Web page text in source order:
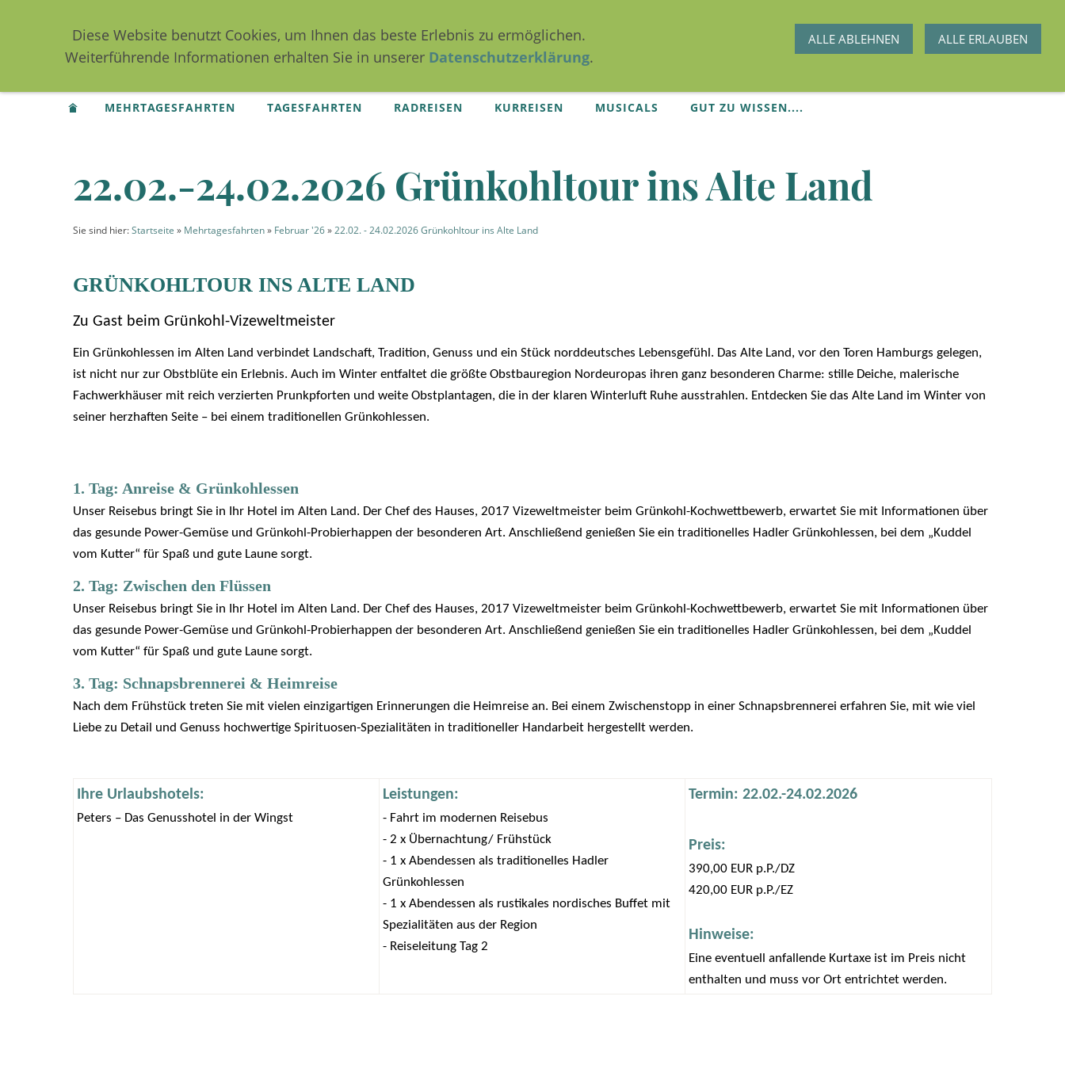
MEHRTAGESFAHRTEN TAGESFAHRTEN RADREISEN KURREISEN MUSICALS GUT ZU WISSEN....
22.02.-24.02.2026 Grünkohltour ins Alte Land
Sie sind hier:Startseite » Mehrtagesfahrten» Februar '26» 22.02. - 24.02.2026 Grünkohltour ins Alte Land
GRÜNKOHLTOUR INS ALTE LAND
Zu Gast beim Grünkohl-Vizeweltmeister
Ein Grünkohlessen im Alten Land verbindet Landschaft, Tradition, Genuss und ein Stück norddeutsches Lebensgefühl. Das Alte Land, vor den Toren Hamburgs gelegen,
ist nicht nur zur Obstblüte ein Erlebnis. Auch im Winter entfaltet die größte Obstbauregion Nordeuropas ihren ganz besonderen Charme: stille Deiche, malerische
Fachwerkhäuser mit reich verzierten Prunkpforten und weite Obstplantagen, die in der klaren Winterluft Ruhe ausstrahlen. Entdecken Sie das Alte Land im Winter von
seiner herzhaften Seite – bei einem traditionellen Grünkohlessen.
1. Tag: Anreise & Grünkohlessen
Unser Reisebus bringt Sie in Ihr Hotel im Alten Land. Der Chef des Hauses, 2017 Vizeweltmeister beim Grünkohl-Kochwettbewerb, erwartet Sie mit Informationen über
das gesunde Power-Gemüse und Grünkohl-Probierhappen der besonderen Art. Anschließend genießen Sie ein traditionelles Hadler Grünkohlessen, bei dem „Kuddel
vom Kutter“ für Spaß und gute Laune sorgt.
2. Tag: Zwischen den Flüssen
Unser Reisebus bringt Sie in Ihr Hotel im Alten Land. Der Chef des Hauses, 2017 Vizeweltmeister beim Grünkohl-Kochwettbewerb, erwartet Sie mit Informationen über
das gesunde Power-Gemüse und Grünkohl-Probierhappen der besonderen Art. Anschließend genießen Sie ein traditionelles Hadler Grünkohlessen, bei dem „Kuddel
vom Kutter“ für Spaß und gute Laune sorgt.
3. Tag: Schnapsbrennerei & Heimreise
Nach dem Frühstück treten Sie mit vielen einzigartigen Erinnerungen die Heimreise an. Bei einem Zwischenstopp in einer Schnapsbrennerei erfahren Sie, mit wie viel
Liebe zu Detail und Genuss hochwertige Spirituosen-Spezialitäten in traditioneller Handarbeit hergestellt werden.
Ihre Urlaubshotels:
Peters – Das Genusshotel in der Wingst
Leistungen:
- Fahrt im modernen Reisebus
- 2 x Übernachtung/ Frühstück
- 1 x Abendessen als traditionelles Hadler
Grünkohlessen
- 1 x Abendessen als rustikales nordisches Buffet mit
Spezialitäten aus der Region
- Reiseleitung Tag 2
Termin: 22.02.-24.02.2026
Preis:
390,00 EUR p.P./DZ
420,00 EUR p.P./EZ
Hinweise:
Eine eventuell anfallende Kurtaxe ist im Preis nicht
enthalten und muss vor Ort entrichtet werden.
Diese Website benutzt Cookies, um Ihnen das beste Erlebnis zu ermöglichen.
Weiterführende Informationen erhalten Sie in unserer Datenschutzerklärung.
ALLE ERLAUBEN
ALLE ABLEHNEN